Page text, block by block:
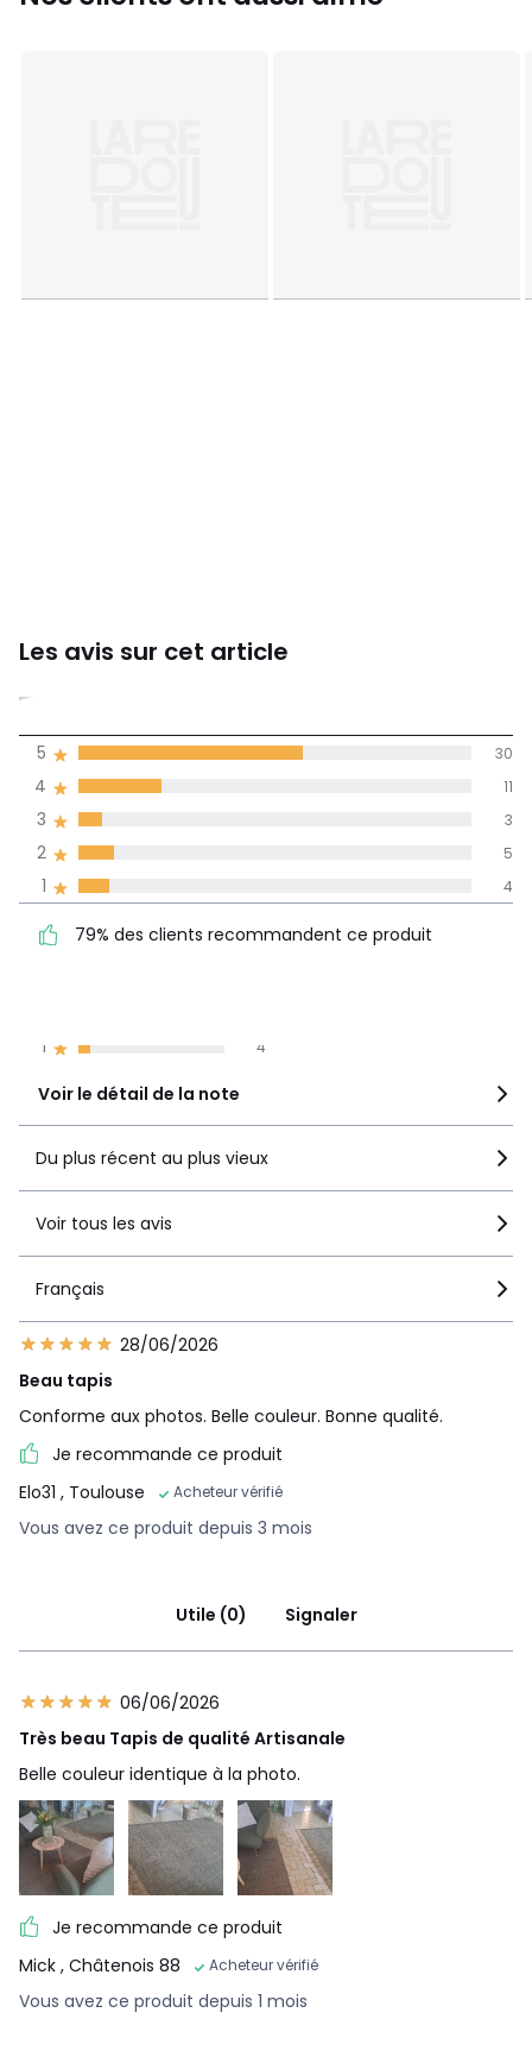
Les avis sur cet article
4,1
1 4
4 11
79% des clients
recommandent ce produit
Voir le détail de la note
1 4
2 5
3 3
4 11
5 30
79% des clients recommandent ce produit
Du plus récent au plus vieux
Voir tous les avis
Français
28/06/2026
Beau tapis
Conforme aux photos. Belle couleur. Bonne qualité.
Je recommande ce produit
Elo31 , Toulouse Acheteur vérifié
Vous avez ce produit depuis 3 mois
Utile (0) Signaler
06/06/2026
Très beau Tapis de qualité Artisanale
Belle couleur identique à la photo.
Je recommande ce produit
Mick , Châtenois 88 Acheteur vérifié
Vous avez ce produit depuis 1 mois